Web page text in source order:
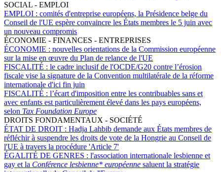
SOCIAL - EMPLOI
EMPLOI : comités d'entreprise européens, la Présidence belge du
Conseil de l'UE espère convaincre les États membres le 5 juin avec
un nouveau compromis
ÉCONOMIE - FINANCES - ENTREPRISES
ÉCONOMIE : nouvelles orientations de la Commission européenne
sur la mise en œuvre du Plan de relance de l'UE
FISCALITÉ : le cadre inclusif de l'OCDE/G20 contre l’érosion
fiscale vise la signature de la Convention multilatérale de la réforme
internationale d'ici fin juin
FISCALITÉ : l’écart d'imposition entre les contribuables sans et
avec enfants est particulièrement élevé dans les pays européens,
selon Tax Foundation Europe
DROITS FONDAMENTAUX - SOCIÉTÉ
ÉTAT DE DROIT : Hadja Lahbib demande aux États membres de
réfléchir à suspendre les droits de vote de la Hongrie au Conseil de
l'UE à travers la procédure 'Article 7'
ÉGALITÉ DE GENRES : l'association internationale lesbienne et
gay et la Conférence lesbienne* européenne saluent la stratégie